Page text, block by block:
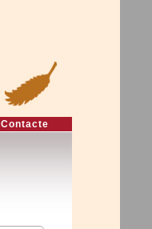
Contacte